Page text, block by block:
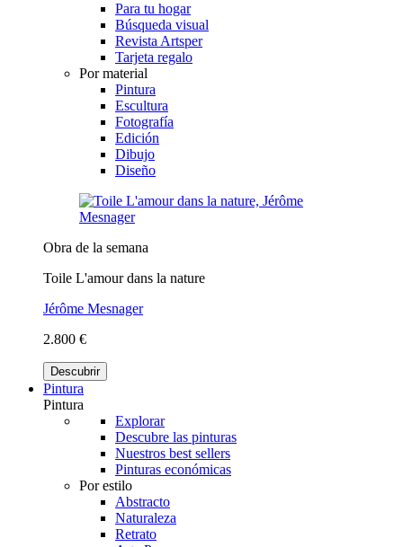
Para tu hogar
Búsqueda visual
Revista Artsper
Tarjeta regalo
Por material
Pintura
Escultura
Fotografía
Edición
Dibujo
Diseño
Obra de la semana
Toile L'amour dans la nature
Jérôme Mesnager
2.800 €
Descubrir
Pintura
Pintura
Explorar
Descubre las pinturas
Nuestros best sellers
Pinturas económicas
Por estilo
Abstracto
Naturaleza
Retrato